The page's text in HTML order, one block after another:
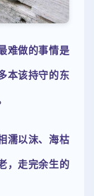
难做的事情是
本该持守的东
濡以沫、海枯
，走完余生的